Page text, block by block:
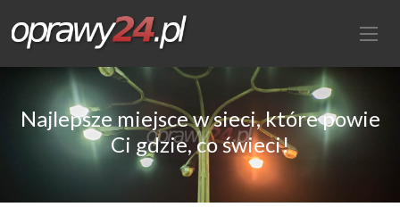
Najlepsze miejsce w sieci, które powie
Ci gdzie, co świeci!